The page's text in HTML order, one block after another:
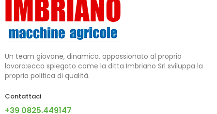
Un team giovane, dinamico, appassionato al proprio
lavoro:ecco spiegato come la ditta Imbriano Srl sviluppa la
propria politica di qualità.
Contattaci
+39 0825.449147